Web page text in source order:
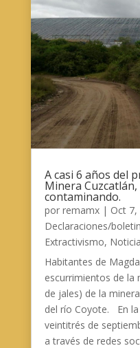
A casi 6 años del
Minera
contaminando.
por remamx| Oct 7,
Declaraciones/
Extractivismo,
Habitantes de
escurrimientos de la
de jales) de la
del río Coyote. En
veintitrés de
a través de redes